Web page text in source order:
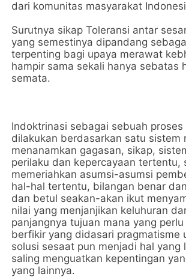
dari komunitas masyarakat
Surutnya sikap Toleransi antar
yang semestinya dipandang
terpenting bagi upaya merawat
hampir sama sekali hanya sebatas
semata.
Indoktrinasi sebagai sebuah proses
dilakukan berdasarkan satu sistem
menanamkan gagasan, sikap,
perilaku dan kepercayaan tertentu,
memeriahkan asumsi-asumsi
hal-hal tertentu, bilangan benar
dan betul seakan-akan ikut
nilai yang menjanjikan keluhuran
panjangnya tujuan mana yang
berfikir yang didasari pragmatisme
solusi sesaat pun menjadi hal yang
saling menguatkan kepentingan
yang lainnya.